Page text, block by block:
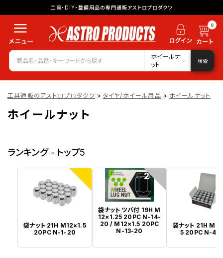
工具・DIY・整備用品の専門通販アストロプロダクツ
0
ホイールナ
ット
検索
工具通販のアストロプロダクツ > タイヤ/ホイール用品 > ホイールナット
ホイールナット
ランキング - トップ5
1
袋ナット 21H M12×1.5
20PC N-1-20
2
袋ナット ツバ付 19H M
12×1.25 20PC N-14-
20 / M12×1.5 20PC
N-13-20
袋ナット 21H
5 20PC N-4-